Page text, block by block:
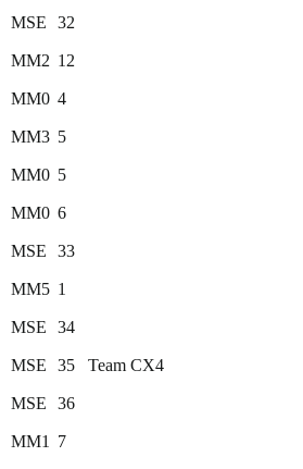
MSE 32
MM2 12
MM0 4
MM3 5
MM0 5
MM0 6
MSE 33
MM5 1
MSE 34
MSE 35 Team CX4
MSE 36
MM1 7